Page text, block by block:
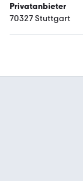
Privatanbieter
70327 Stuttgart